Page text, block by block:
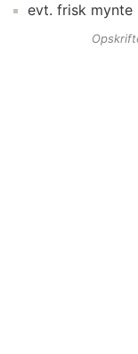
evt. frisk mynte